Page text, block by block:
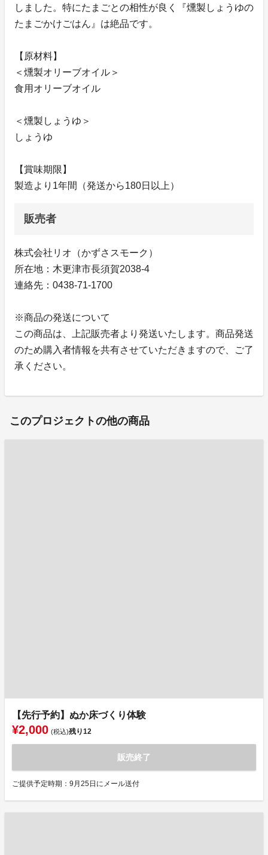
しました。特にたまごとの相性が良く『燻製しょうゆの
たまごかけごはん』は絶品です。
【原材料】
＜燻製オリーブオイル＞
食用オリーブオイル
＜燻製しょうゆ＞
しょうゆ
【賞味期限】
製造より1年間（発送から180日以上）
販売者
株式会社リオ（かずさスモーク）
所在地：木更津市長須賀2038-4
連絡先：0438-71-1700
※商品の発送について
この商品は、上記販売者より発送いたします。商品発送
のため購入者情報を共有させていただきますので、ご了
承ください。
このプロジェクトの他の商品
【先行予約】ぬか床づくり体験
¥2,000 (税込)残り12
販売終了
ご提供予定時期：9月25日にメール送付